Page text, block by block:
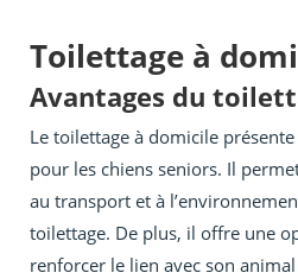
Toilettage à
Avantages du
Le toilettage à domicile
pour les chiens seniors. Il
au transport et à
toilettage. De plus, il offre une
renforcer le lien avec son